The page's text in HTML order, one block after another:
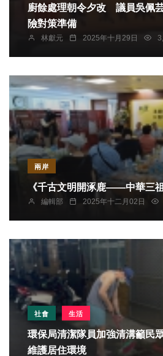
廚餘處理朝令夕改 議員吳佩
險對策準備
林獻元 2025年十月29日
兩岸
《千古文明開涿鹿——中華三
編輯部 2025年十二月02日
社會 生活
環保局清潔隊員加強清溝籲民
維護居住環境